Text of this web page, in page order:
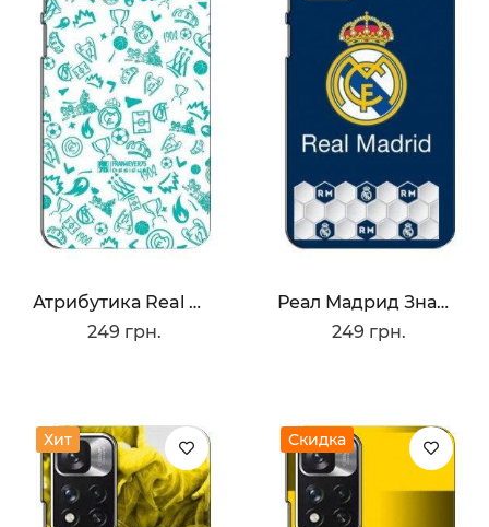
Атрибутика Real Madrid
249 грн.
Реал Мадрид Значок
249 грн.
Хит Скидка